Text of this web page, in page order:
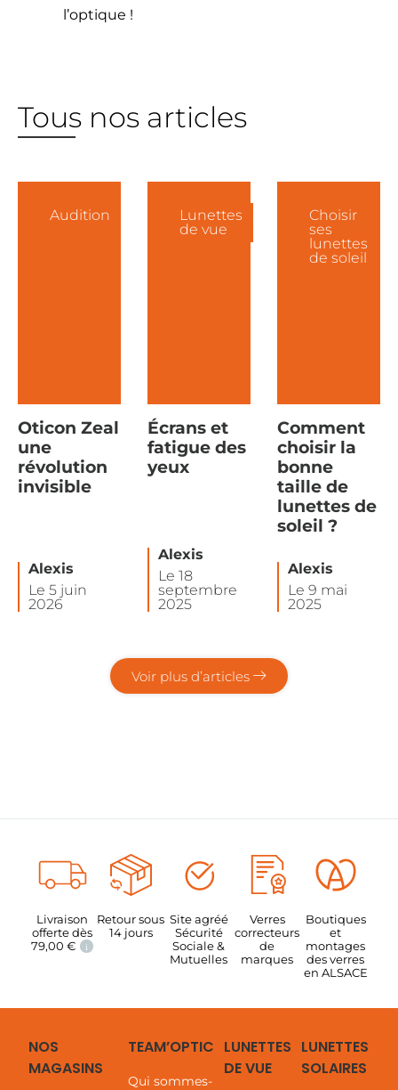
l’optique !
Tous nos articles
Audition
Oticon Zeal
une
révolution
invisible
Alexis
Le 5 juin
2026
Lunettes
de vue
Écrans et
fatigue des
yeux
Alexis
Le 18
septembre
2025
Choisir
ses
lunettes
de soleil
Comment
choisir la
bonne
taille de
lunettes de
soleil ?
Alexis
Le 9 mai
2025
Voir plus d’articles
Livraison
offerte dès
79,00€ i
Retour sous
14 jours
Site agréé
Sécurité
Sociale &
Mutuelles
Verres
correcteurs
de
marques
Boutiques
et
montages
des verres
en ALSACE
NOS
MAGASINS
TEAM’OPTIC
Qui sommes-
LUNETTES
DE VUE
LUNETTES
SOLAIRES